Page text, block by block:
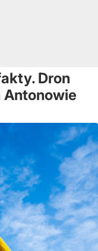
Dron
Antonowie